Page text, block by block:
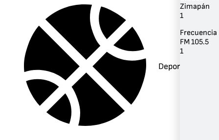
Deportes
Zimapán
1
Frecuencia
FM 105.5
1